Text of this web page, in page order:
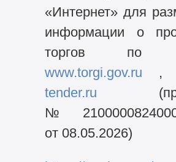
«Интернет» для
информации о
торгов по
www.torgi.gov.ru
tender.ru
№
от 08.05.2026)